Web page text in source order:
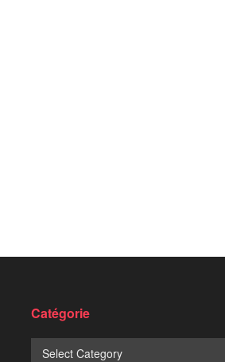
Catégorie
Select Category